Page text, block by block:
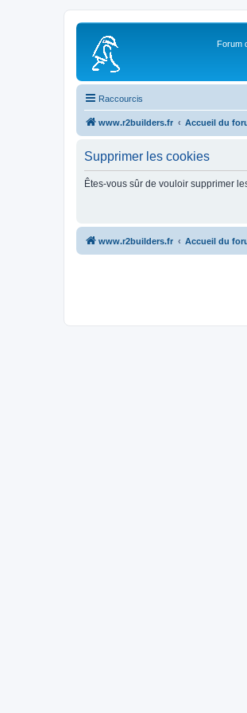
Forum
Raccourcis
www.r2builders.fr Accueil du
Supprimer les cookies
Êtes-vous sûr de vouloir supprimer
www.r2builders.fr Accueil du